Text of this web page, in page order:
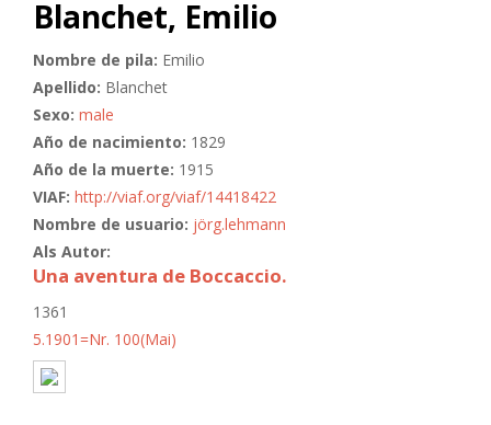
Blanchet, Emilio
Nombre de pila: Emilio
Apellido: Blanchet
Sexo: male
Año de nacimiento: 1829
Año de la muerte: 1915
VIAF: http://viaf.org/viaf/14418422
Nombre de usuario: jörg.lehmann
Als Autor:
Una aventura de Boccaccio.
1361
5.1901=Nr. 100(Mai)